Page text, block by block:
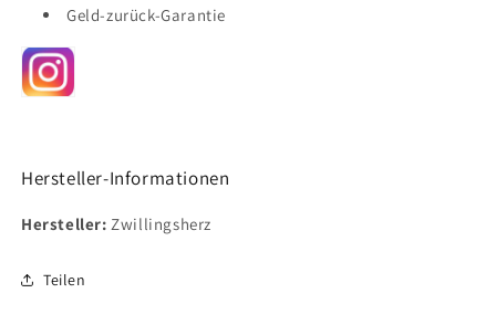
Geld-zurück-Garantie
Hersteller-Informationen
Hersteller: Zwillingsherz
Teilen